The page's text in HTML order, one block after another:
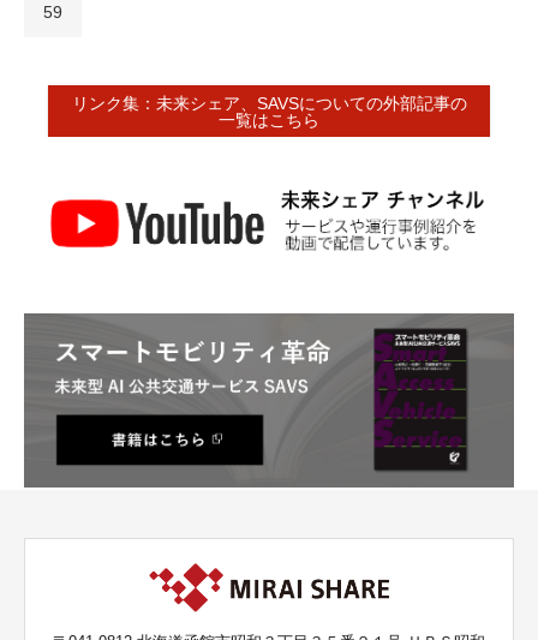
59
リンク集：未来シェア、SAVSについての外部記事の
一覧はこちら